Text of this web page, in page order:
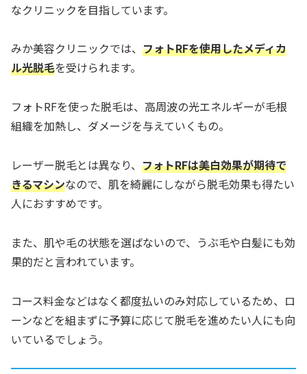
なクリニックを目指しています。
みか美容クリニックでは、 フォトRFを使用したメディカ
ル光脱毛を受けられます。
フォトRFを使った脱毛は、高周波の光エネルギーが毛根
組織を加熱し、ダメージを与えていくもの。
レーザー脱毛とは異なり、 フォトRFは美白効果が期待で
きるマシンなので、肌を綺麗にしながら脱毛効果も得たい
人におすすめです。
また、肌や毛の状態を選ばないので、うぶ毛や白髪にも効
果的だと言われています。
コース料金などはなく都度払いのみ対応しているため、ロ
ーンなどを組まずに予算に応じて脱毛を進めたい人にも向
いているでしょう。